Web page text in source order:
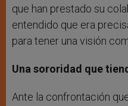
que han prestado su
entendido que era
para tener una visión
Una sororidad que
Ante la confrontación